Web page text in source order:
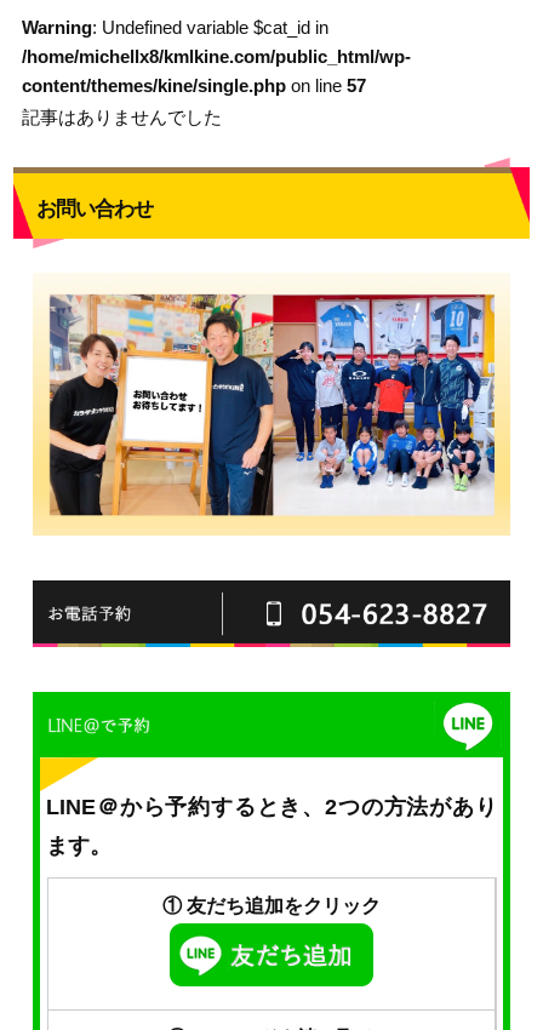
Warning: Undefined variable $cat_id in
/home/michellx8/kmlkine.com/public_html/wp-
content/themes/kine/single.phpon line 57
記事はありませんでした
お問い合わせ
LINE＠から予約するとき、2つの方法があり
ます。
① 友だち追加をクリック